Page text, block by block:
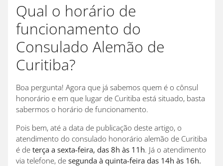
Qual o horário de
funcionamento do
Consulado Alemão de
Curitiba?
Boa pergunta! Agora que já sabemos quem é o cônsul
honorário e em que lugar de Curitiba está situado, basta
sabermos o horário de funcionamento.
Pois bem, até a data de publicação deste artigo, o
atendimento do consulado honorário alemão de Curitiba
é de terça a sexta-feira, das 8h às 11h. Já o atendimento
via telefone, de segunda à quinta-feira das 14h às 16h.